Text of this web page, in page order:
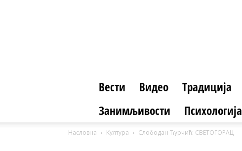
Вести Видео Традиција
Занимљивости
Психологија
Насловна Култура Слободан Ћурчић: СВЕТОГОРАЦ